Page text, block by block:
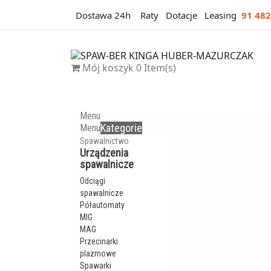
Dostawa 24h Raty Dotacje Leasing 91
Mój koszyk 0Item(s)
Menu
MenuKategorie
Spawalnictwo
Urządzenia
spawalnicze
Odciągi
spawalnicze
Półautomaty
MIG
MAG
Przecinarki
plazmowe
Spawarki